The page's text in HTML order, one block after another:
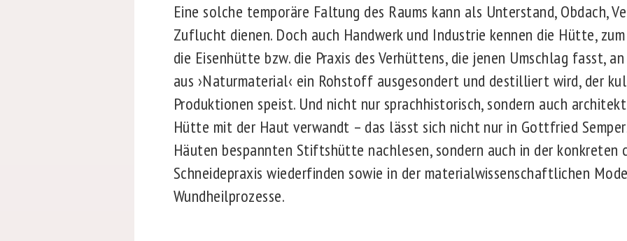
Eine solche temporäre Faltung des Raums kann als Unterstand, Obdach,
Zuflucht dienen. Doch auch Handwerk und Industrie kennen die Hütte,
die Eisenhütte bzw. die Praxis des Verhüttens, die jenen Umschlag fasst,
aus ›Naturmaterial‹ ein Rohstoff ausgesondert und destilliert wird, der
Produktionen speist. Und nicht nur sprachhistorisch, sondern auch
Hütte mit der Haut verwandt – das lässt sich nicht nur in Gottfried
Häuten bespannten Stiftshütte nachlesen, sondern auch in der konkreten
Schneidepraxis wiederfinden sowie in der materialwissenschaftlichen
Wundheilprozesse.